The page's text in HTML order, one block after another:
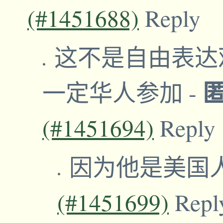
(#1451688) Reply
这不是自由表
一定华人参加 -
(#1451694) Reply
因为他是美国
(#1451699)